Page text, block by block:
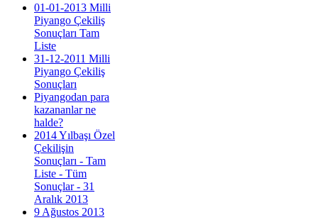
01-01-2013 Milli
Piyango Çekiliş
Sonuçları Tam
Liste
31-12-2011 Milli
Piyango Çekiliş
Sonuçları
Piyangodan para
kazananlar ne
halde?
2014 Yılbaşı Özel
Çekilişin
Sonuçları - Tam
Liste - Tüm
Sonuçlar - 31
Aralık 2013
9 Ağustos 2013